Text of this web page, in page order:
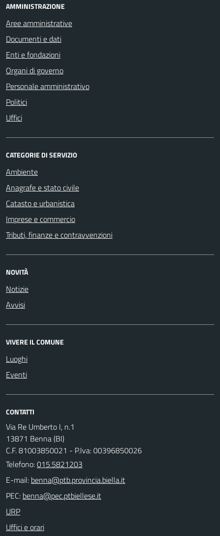
AMMINISTRAZIONE
Aree amministrative
Documenti e dati
Enti e fondazioni
Organi di governo
Personale amministrativo
Politici
Uffici
CATEGORIE DI SERVIZIO
Ambiente
Anagrafe e stato civile
Catasto e urbanistica
Imprese e commercio
Tributi, finanze e contravvenzioni
NOVITÀ
Notizie
Avvisi
VIVERE IL COMUNE
Luoghi
Eventi
CONTATTI
Via Re Umberto I, n.1
13871 Benna (BI)
C.F. 81003850021 - P.Iva: 00396850026
Telefono:015.5821203
E-mail:
PEC:
URP
Uffici e orari